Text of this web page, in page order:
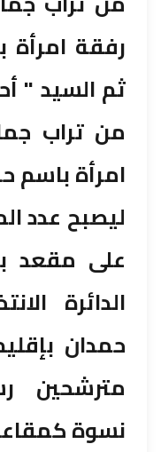
رفقة امرأة
ثم السيد "
من تراب
امرأة باسم
ليصبح عدد
على مقعد
حمدان
مترشحين
نسوة